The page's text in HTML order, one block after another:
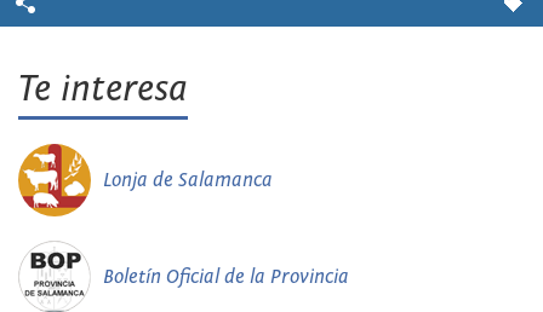
Te interesa
Lonja de Salamanca
Boletín Oficial de la Provincia